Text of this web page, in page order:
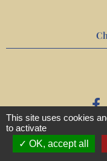
This site uses cookies
to activate
OK, accept all